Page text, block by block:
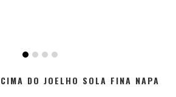
DO JOELHO SOLA FINA NAPA